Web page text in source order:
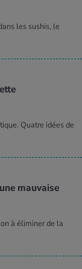
les sushis, le
Quatre idées de
mau­vaise
à éliminer de la